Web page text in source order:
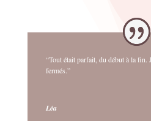
“Tout était parfait, du début à la fin.
fermés.”
Léa